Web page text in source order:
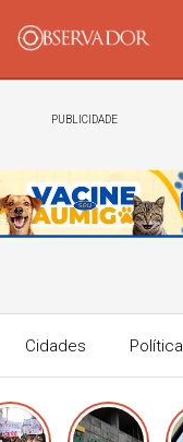
PUBLICIDADE
Cidades Política